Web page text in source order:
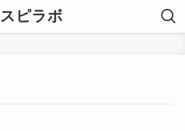
スピラボ